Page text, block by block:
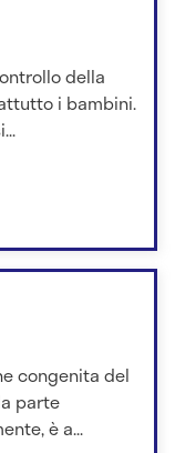
della
i bambini.
congenita del
parte
è a...